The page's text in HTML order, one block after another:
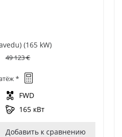
(165 kW)
49 123 €
*
FWD
165 кВт
Добавить к сравнению